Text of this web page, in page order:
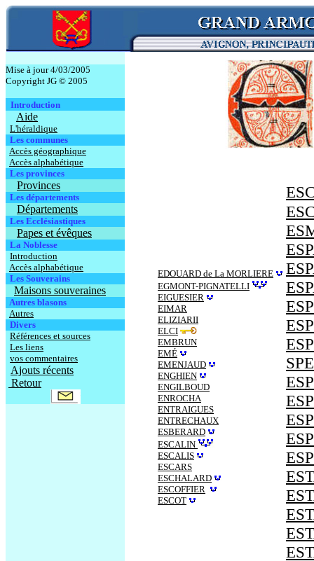
Mise à jour 4/03/2005
Copyright JG © 2005
Introduction
Aide
L'héraldique
Les communes
Accès géographique
Accès alphabétique
Les provinces
Provinces
Les départements
Départements
Les Ecclésiastiques
Papes et évêques
La Noblesse
Introduction
Accès alphabétique
Les Souverains
Maisons souveraines
Autres blasons
Autres
Divers
Références et sources
Les liens
vos commentaires
Ajouts récents
Retour
EDOUARD de La MORLIERE
EGMONT-PIGNATELLI
EIGUESIER
EIMAR
ELIZIARII
ELCI
EMBRUN
EMÉ
EMENJAUD
ENGHIEN
ENGILBOUD
ENROCHA
ENTRAIGUES
ENTRECHAUX
ESBERARD
ESCALIN
ESCALIS
ESCARS
ESCHALARD
ESCOFFIER
ESCOT